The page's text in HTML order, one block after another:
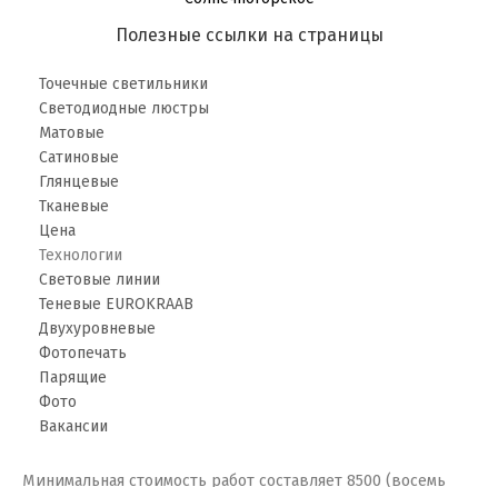
Полезные ссылки на страницы
Точечные светильники
Светодиодные люстры
Матовые
Сатиновые
Глянцевые
Тканевые
Цена
Технологии
Световые линии
Теневые EUROKRAAB
Двухуровневые
Фотопечать
Парящие
Фото
Вакансии
Минимальная стоимость работ составляет 8500 (восемь